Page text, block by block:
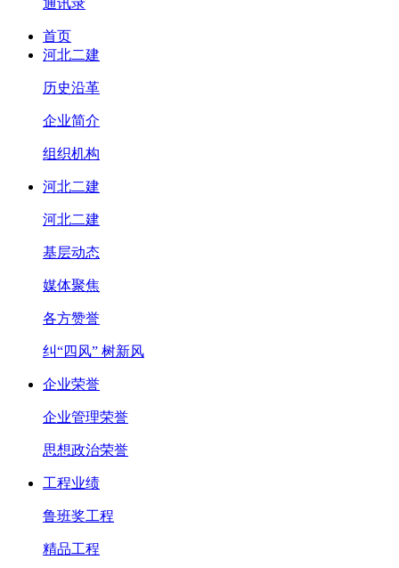
首页
河北二建
历史沿革
企业简介
组织机构
河北二建
河北二建
基层动态
媒体聚焦
各方赞誉
纠“四风” 树新风
企业荣誉
企业管理荣誉
思想政治荣誉
工程业绩
鲁班奖工程
精品工程